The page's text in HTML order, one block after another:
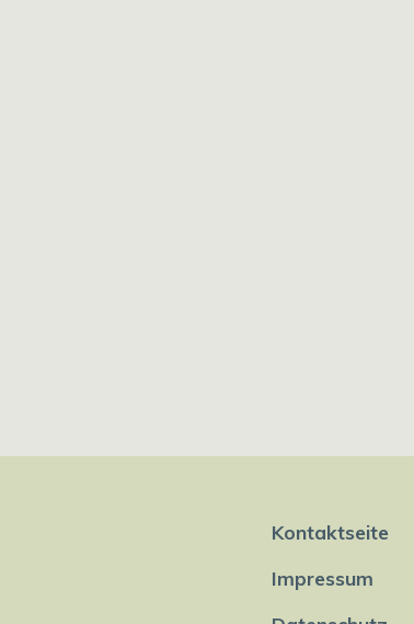
Kontaktseite
Impressum